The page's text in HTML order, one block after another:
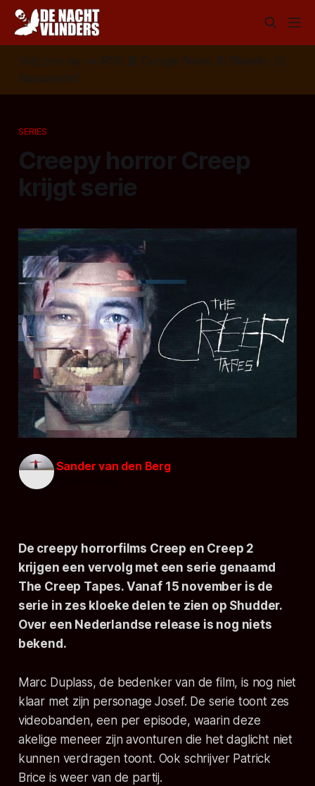
Volg ons op: 📣 RSS 📰 Google News 🦋 Bluesky
✉️
Nieuwsbrief
SERIES
Creepy horror Creep
krijgt serie
Sander van den Berg
De creepy horrorfilms Creep en Creep 2
krijgen een vervolg met een serie genaamd
The Creep Tapes. Vanaf 15 november is de
serie in zes kloeke delen te zien op Shudder.
Over een Nederlandse release is nog niets
bekend.
Marc Duplass, de bedenker van de film, is nog niet
klaar met zijn personage Josef. De serie toont zes
videobanden, een per episode, waarin deze
akelige meneer zijn avonturen die het daglicht niet
kunnen verdragen toont. Ook schrijver Patrick
Brice is weer van de partij.